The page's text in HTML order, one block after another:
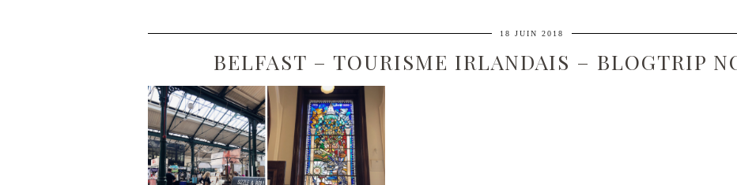
18 JUIN 2018
BELFAST – TOURISME IRLANDAIS – BLOGTRIP